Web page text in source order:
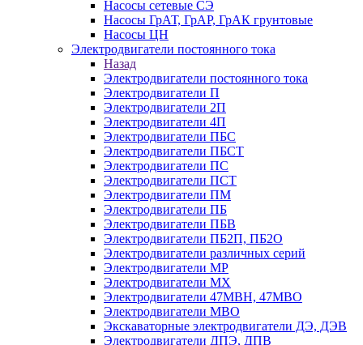
Насосы сетевые СЭ
Насосы ГрАТ, ГрАР, ГрАК грунтовые
Насосы ЦН
Электродвигатели постоянного тока
Назад
Электродвигатели постоянного тока
Электродвигатели П
Электродвигатели 2П
Электродвигатели 4П
Электродвигатели ПБС
Электродвигатели ПБСТ
Электродвигатели ПС
Электродвигатели ПСТ
Электродвигатели ПМ
Электродвигатели ПБ
Электродвигатели ПБВ
Электродвигатели ПБ2П, ПБ2О
Электродвигатели различных серий
Электродвигатели МР
Электродвигатели MX
Электродвигатели 47MBH, 47МВО
Электродвигатели MBO
Экскаваторные электродвигатели ДЭ, ДЭВ
Электродвигатели ДПЭ, ДПВ